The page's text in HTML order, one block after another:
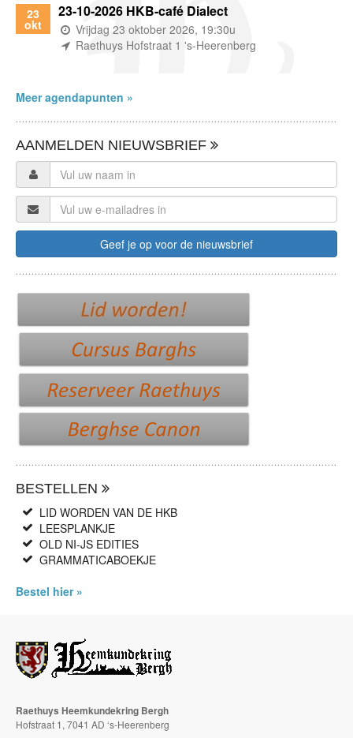
23
okt
23-10-2026 HKB-café Dialect
(wanneer)
Vrijdag 23 oktober 2026, 19:30u
(waar)
Raethuys Hofstraat 1 's-Heerenberg
Meer agendapunten »
AANMELDEN NIEUWSBRIEF
BESTELLEN
LID WORDEN VAN DE HKB
LEESPLANKJE
OLD NI-JS EDITIES
GRAMMATICABOEKJE
Bestel hier »
Raethuys Heemkundekring Bergh
Hofstraat 1, 7041 AD ‘s-Heerenberg